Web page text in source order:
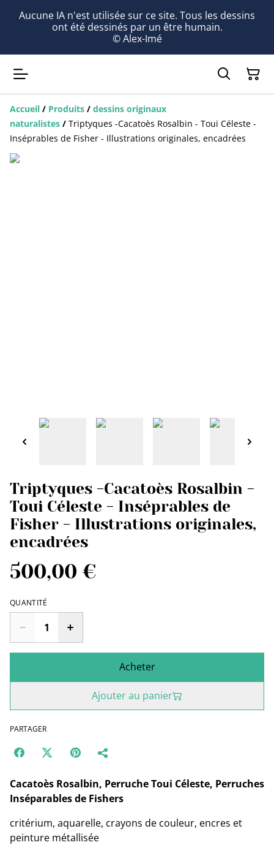
Aucune IA n'est utilisée sur ce site. Tous les dessins
ont été dessinés par un être humain.
© Alex-Imé
Accueil / Produits / dessins originaux
naturalistes / Triptyques -Cacatoès Rosalbin - Toui Céleste -
Inséprables de Fisher - Illustrations originales, encadrées
Triptyques -Cacatoès Rosalbin -
Toui Céleste - Inséprables de
Fisher - Illustrations originales,
encadrées
500,00 €
QUANTITÉ
Acheter
Ajouter au panier
PARTAGER
Cacatoès Rosalbin, Perruche Toui Céleste, Perruches
Inséparables de Fishers
critérium, aquarelle, crayons de couleur, encres et
peinture métallisée